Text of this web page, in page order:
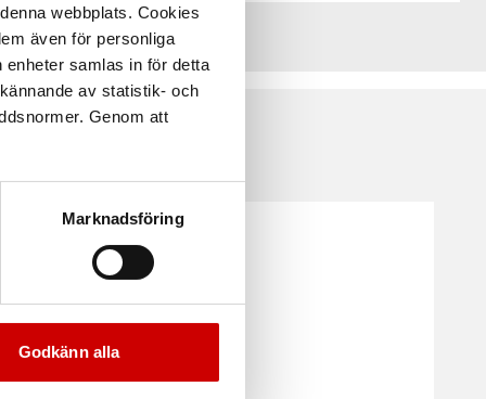
webbplats. Cookies
även för personliga
samlas in för detta
av statistik- och
Genom att
Marknadsföring
Godkänn alla